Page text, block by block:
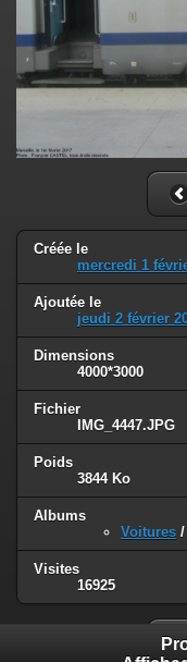
Créée le
mercredi 1
Ajoutée le
jeudi 2 février
Dimensions
4000*3000
Fichier
IMG_4447.JPG
Poids
3844 Ko
Albums
Voitures /
Visites
16925